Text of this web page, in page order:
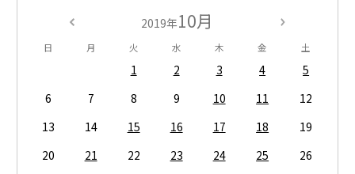
2019年10月
日 月 火 水 木 金 土
1 2 3 4
5
6
7 8 9 10 11
12
13
14 15 16 17 18
19
20
21 22 23 24 25
26